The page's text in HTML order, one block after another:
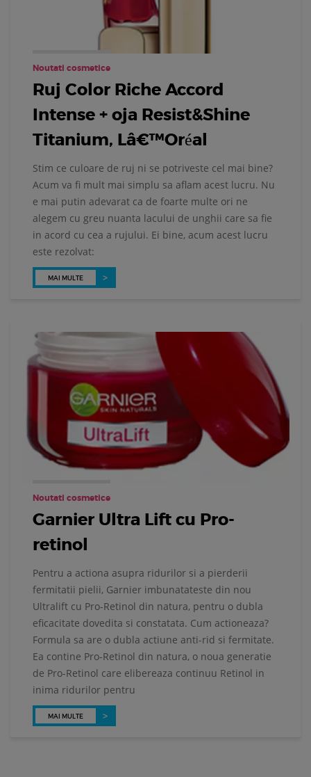
Noutati cosmetice
Ruj Color Riche Accord
Intense + oja Resist&Shine
Titanium, Lâ€™Oréal
Stim ce culoare de ruj ni se potriveste cel mai bine?
Acum va fi mult mai simplu sa aflam acest lucru. Nu
e mai putin adevarat ca de foarte multe ori ne
alegem cu greu nuanta lacului de unghii care sa fie
in acord cu cea a rujului. Ei bine, acum acest lucru
este rezolvat:
MAI MULTE
Noutati cosmetice
Garnier Ultra Lift cu Pro-
retinol
Pentru a actiona asupra ridurilor si a pierderii
fermitatii pielii, Garnier imbunatateste din nou
Ultralift cu Pro-Retinol din natura, pentru o dubla
eficacitate dovedita si constatata. Cum actioneaza?
Formula sa are o dubla actiune anti-rid si fermitate.
Ea contine Pro-Retinol din natura, o noua generatie
de Pro-Retinol care elibereaza continuu Retinol in
inima ridurilor pentru
MAI MULTE